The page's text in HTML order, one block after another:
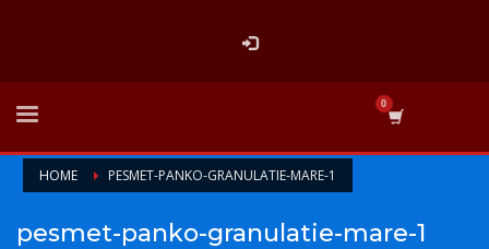
HOME PESMET-PANKO-GRANULATIE-MARE-1
pesmet-panko-granulatie-mare-1